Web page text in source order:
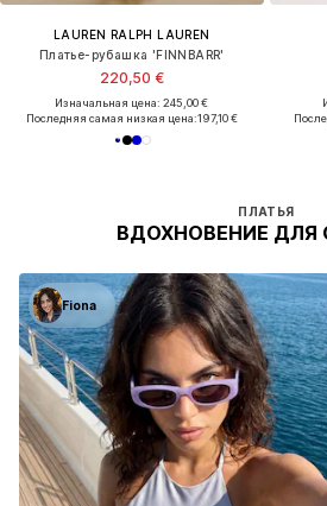
LAUREN RALPH LAUREN
Платье-рубашка 'FINNBARR'
220,50 €
Изначальная цена: 245,00 €
Последняя самая низкая цена:197,10 €
ПЛАТЬЯ
ВДОХНОВЕНИЕ ДЛЯ
Fiona